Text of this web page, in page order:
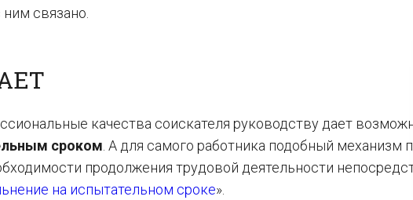
связано.
качества соискателя руководству дает
сроком . А для самого работника подобный механизм
продолжения трудовой деятельности
на испытательном сроке».